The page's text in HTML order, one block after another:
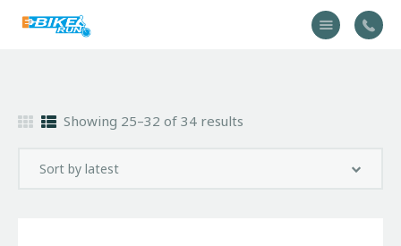
Vélo
Équipement
Showing 25–32 of 34 results